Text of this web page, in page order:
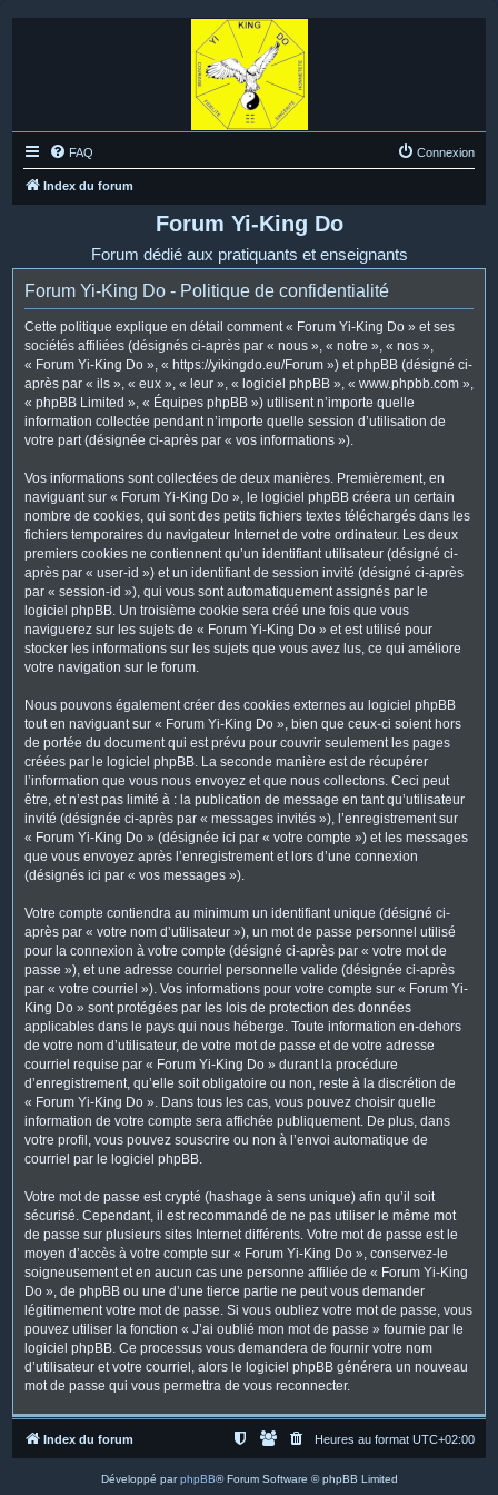
FAQ Connexion
Index du forum
Forum Yi-King Do
Forum dédié aux pratiquants et enseignants
Forum Yi-King Do - Politique de confidentialité
Cette politique explique en détail comment « Forum Yi-King Do » et ses
sociétés affiliées (désignés ci-après par « nous », « notre », « nos »,
« Forum Yi-King Do », « https://yikingdo.eu/Forum ») et phpBB (désigné ci-
après par « ils », « eux », « leur », « logiciel phpBB », « www.phpbb.com »,
« phpBB Limited », « Équipes phpBB ») utilisent n’importe quelle
information collectée pendant n’importe quelle session d’utilisation de
votre part (désignée ci-après par « vos informations »).
Vos informations sont collectées de deux manières. Premièrement, en
naviguant sur « Forum Yi-King Do », le logiciel phpBB créera un certain
nombre de cookies, qui sont des petits fichiers textes téléchargés dans les
fichiers temporaires du navigateur Internet de votre ordinateur. Les deux
premiers cookies ne contiennent qu’un identifiant utilisateur (désigné ci-
après par « user-id ») et un identifiant de session invité (désigné ci-après
par « session-id »), qui vous sont automatiquement assignés par le
logiciel phpBB. Un troisième cookie sera créé une fois que vous
naviguerez sur les sujets de « Forum Yi-King Do » et est utilisé pour
stocker les informations sur les sujets que vous avez lus, ce qui améliore
votre navigation sur le forum.
Nous pouvons également créer des cookies externes au logiciel phpBB
tout en naviguant sur « Forum Yi-King Do », bien que ceux-ci soient hors
de portée du document qui est prévu pour couvrir seulement les pages
créées par le logiciel phpBB. La seconde manière est de récupérer
l’information que vous nous envoyez et que nous collectons. Ceci peut
être, et n’est pas limité à : la publication de message en tant qu’utilisateur
invité (désignée ci-après par « messages invités »), l’enregistrement sur
« Forum Yi-King Do » (désignée ici par « votre compte ») et les messages
que vous envoyez après l’enregistrement et lors d’une connexion
(désignés ici par « vos messages »).
Votre compte contiendra au minimum un identifiant unique (désigné ci-
après par « votre nom d’utilisateur »), un mot de passe personnel utilisé
pour la connexion à votre compte (désigné ci-après par « votre mot de
passe »), et une adresse courriel personnelle valide (désignée ci-après
par « votre courriel »). Vos informations pour votre compte sur « Forum Yi-
King Do » sont protégées par les lois de protection des données
applicables dans le pays qui nous héberge. Toute information en-dehors
de votre nom d’utilisateur, de votre mot de passe et de votre adresse
courriel requise par « Forum Yi-King Do » durant la procédure
d’enregistrement, qu’elle soit obligatoire ou non, reste à la discrétion de
« Forum Yi-King Do ». Dans tous les cas, vous pouvez choisir quelle
information de votre compte sera affichée publiquement. De plus, dans
votre profil, vous pouvez souscrire ou non à l’envoi automatique de
courriel par le logiciel phpBB.
Votre mot de passe est crypté (hashage à sens unique) afin qu’il soit
sécurisé. Cependant, il est recommandé de ne pas utiliser le même mot
de passe sur plusieurs sites Internet différents. Votre mot de passe est le
moyen d’accès à votre compte sur « Forum Yi-King Do », conservez-le
soigneusement et en aucun cas une personne affiliée de « Forum Yi-King
Do », de phpBB ou une d’une tierce partie ne peut vous demander
légitimement votre mot de passe. Si vous oubliez votre mot de passe, vous
pouvez utiliser la fonction « J’ai oublié mon mot de passe » fournie par le
logiciel phpBB. Ce processus vous demandera de fournir votre nom
d’utilisateur et votre courriel, alors le logiciel phpBB générera un nouveau
mot de passe qui vous permettra de vous reconnecter.
Index du forum Heures au format UTC+02:00
Développé parphpBB® Forum Software © phpBB Limited